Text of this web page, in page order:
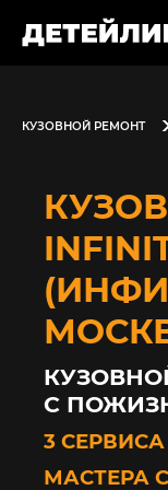
КУЗОВНОЙ РЕМОНТ
С
3
МАСТЕРА